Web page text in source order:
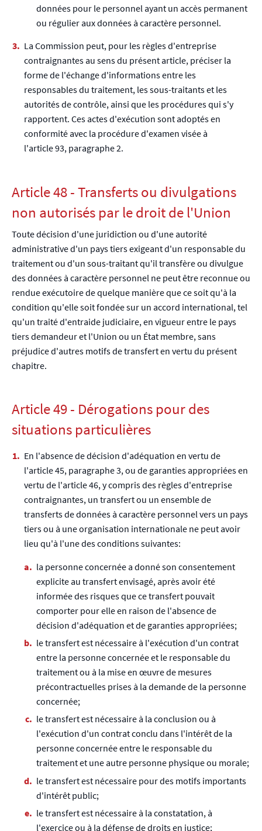
données pour le personnel ayant un accès permanent
ou régulier aux données à caractère personnel.
La Commission peut, pour les règles d'entreprise
contraignantes au sens du présent article, préciser la
forme de l'échange d'informations entre les
responsables du traitement, les sous-traitants et les
autorités de contrôle, ainsi que les procédures qui s'y
rapportent. Ces actes d'exécution sont adoptés en
conformité avec la procédure d'examen visée à
l'article 93, paragraphe 2.
Article 48 - Transferts ou divulgations
non autorisés par le droit de l'Union
Toute décision d'une juridiction ou d'une autorité
administrative d'un pays tiers exigeant d'un responsable du
traitement ou d'un sous-traitant qu'il transfère ou divulgue
des données à caractère personnel ne peut être reconnue ou
rendue exécutoire de quelque manière que ce soit qu'à la
condition qu'elle soit fondée sur un accord international, tel
qu'un traité d'entraide judiciaire, en vigueur entre le pays
tiers demandeur et l'Union ou un État membre, sans
préjudice d'autres motifs de transfert en vertu du présent
chapitre.
Article 49 - Dérogations pour des
situations particulières
En l'absence de décision d'adéquation en vertu de
l'article 45, paragraphe 3, ou de garanties appropriées en
vertu de l'article 46, y compris des règles d'entreprise
contraignantes, un transfert ou un ensemble de
transferts de données à caractère personnel vers un pays
tiers ou à une organisation internationale ne peut avoir
lieu qu'à l'une des conditions suivantes:
la personne concernée a donné son consentement
explicite au transfert envisagé, après avoir été
informée des risques que ce transfert pouvait
comporter pour elle en raison de l'absence de
décision d'adéquation et de garanties appropriées;
le transfert est nécessaire à l'exécution d'un contrat
entre la personne concernée et le responsable du
traitement ou à la mise en œuvre de mesures
précontractuelles prises à la demande de la personne
concernée;
le transfert est nécessaire à la conclusion ou à
l'exécution d'un contrat conclu dans l'intérêt de la
personne concernée entre le responsable du
traitement et une autre personne physique ou morale;
le transfert est nécessaire pour des motifs importants
d'intérêt public;
le transfert est nécessaire à la constatation, à
l'exercice ou à la défense de droits en justice;